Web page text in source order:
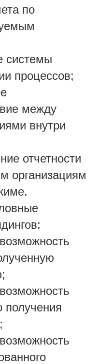
по
системы
процессов;
между
внутри
отчетности
организациям
получения